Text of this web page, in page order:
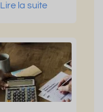
Lire la suite